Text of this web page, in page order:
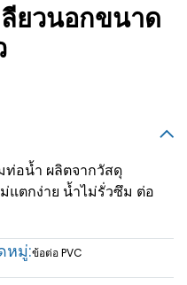
ลียวนอกขนาด
ท่อน้ำ ผลิตจากวัสดุ
แตกง่าย น้ำไม่รั่วซึม ต่อ
หมู่:ข้อต่อ PVC